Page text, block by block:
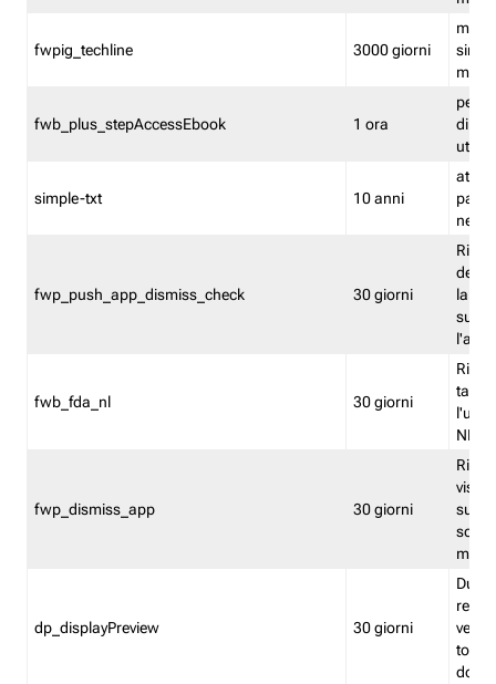
fwpig_techline 3000 giorni
fwb_plus_stepAccessEbook 1 ora
di un
simple-txt 10 anni
attiva
fwp_push_app_dismiss_check 30 giorni
la
fwb_fda_nl 30 giorni
NL
fwp_dismiss_app 30 giorni
visto
dp_displayPreview 30 giorni
torna
dopo